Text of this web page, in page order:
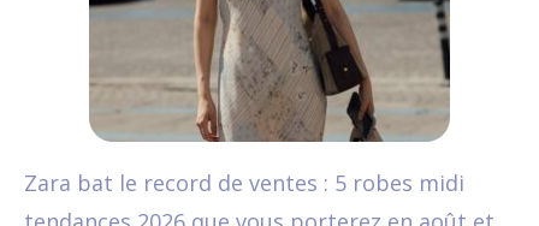
Zara bat le record de ventes : 5 robes midi